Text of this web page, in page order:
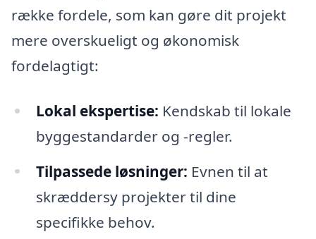
række fordele, som kan gøre dit projekt
mere overskueligt og økonomisk
fordelagtigt:
Lokal ekspertise: Kendskab til lokale
byggestandarder og -regler.
Tilpassede løsninger: Evnen til at
skræddersy projekter til dine
specifikke behov.